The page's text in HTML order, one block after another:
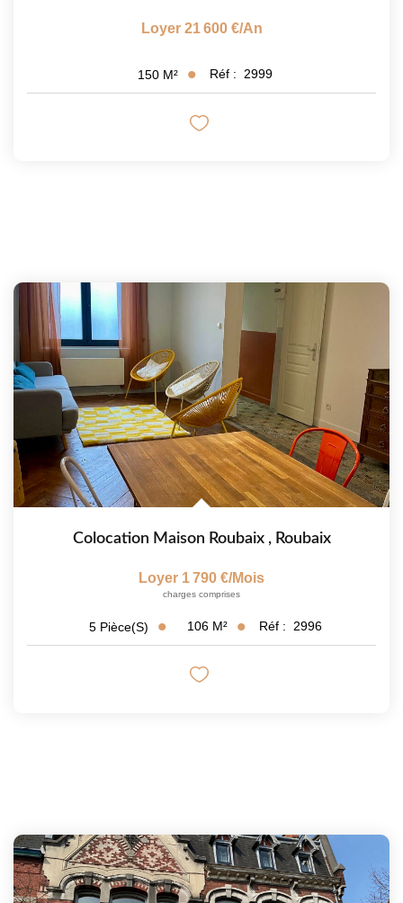
Loyer 21 600 €/an
150 M² Réf : 2999
Colocation Maison Roubaix , Roubaix
Loyer 1 790 €/mois
charges comprises
5 Pièce(s) 106 M² Réf : 2996